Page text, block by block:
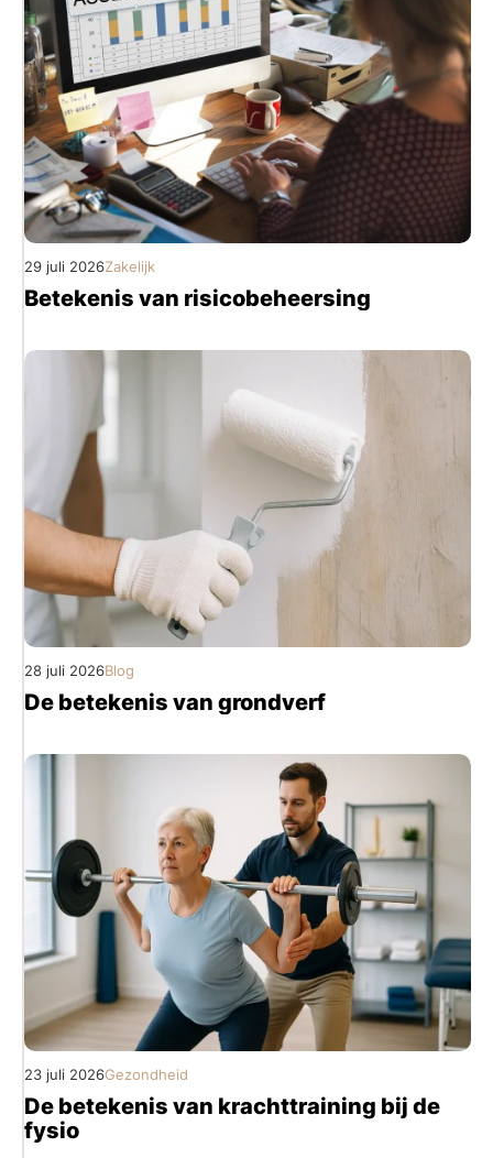
29 juli 2026Zakelijk
Betekenis van risicobeheersing
28 juli 2026Blog
De betekenis van grondverf
23 juli 2026Gezondheid
De betekenis van krachttraining bij de
fysio